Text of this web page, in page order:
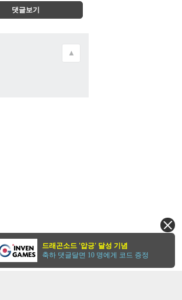
댓글보기
▲
드래곤소드 '압긍' 달성 기념
축하 댓글달면 10 명에게 코드 증정